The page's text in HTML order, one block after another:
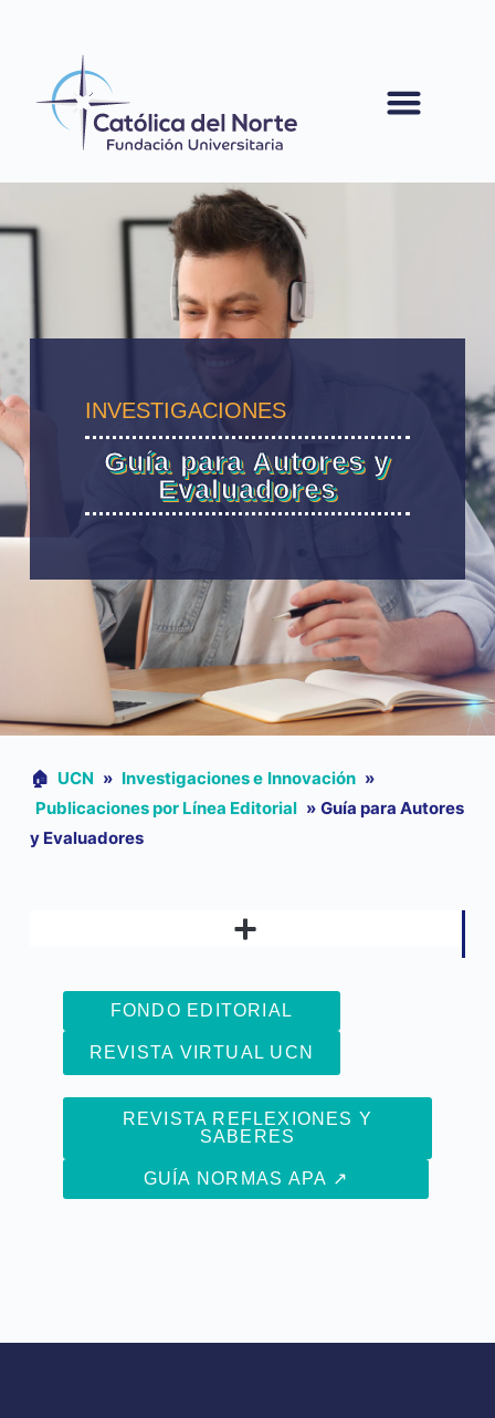
INVESTIGACIONES
Guía para Autores y
Evaluadores
🏠︎ UCN » Investigaciones e Innovación »
Publicaciones por Línea Editorial » Guía para Autores
y Evaluadores
FONDO EDITORIAL
REVISTA VIRTUAL UCN
REVISTA REFLEXIONES Y
SABERES
GUÍA NORMAS APA ↗